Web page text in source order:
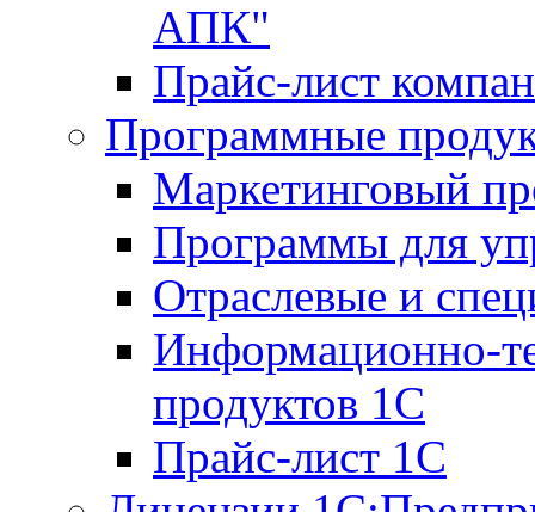
АПК"
Прайс-лист
Программные
Маркетинговый
Программы для
Отраслевые и
Информационно-
продуктов 1С
Прайс-лист 1С